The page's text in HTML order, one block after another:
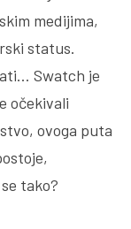
medijima,
status.
Swatch je
očekivali
ovoga puta
tako?